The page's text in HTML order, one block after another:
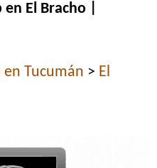
El Bracho |
Tucumán > El